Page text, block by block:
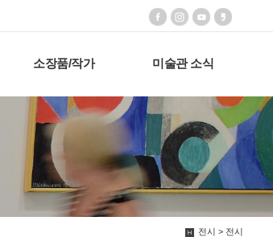
소장품/작가 미술관 소식
전시 > 전시